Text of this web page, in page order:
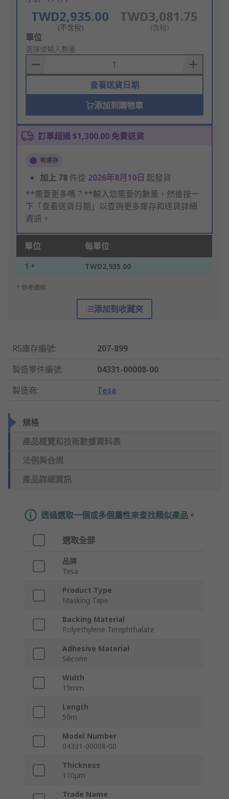
TWD2,935.00
(不含稅)
TWD3,081.75
(含稅)
Add
to
Basket
單位
選擇或輸入數量
查看送貨日期
添加到購物車
訂單超過 $1,300.00 免費送貨
有庫存
加上 78 件從 2026年8月10日 起發貨
**需要更多嗎？**輸入您需要的數量，然後按一
下「查看送貨日期」以查詢更多庫存和送貨詳細
資訊。
單位 每單位
1 + TWD2,935.00
* 參考價格
添加到收藏夾
RS庫存編號:
207-899
製造零件編號:
04331-00008-00
製造商: Tesa
規格
產品概覽和技術數據資料表
法例與合規
產品詳細資訊
透過選取一個或多個屬性來查找類似產品。
選取全部
品牌
Tesa
Product Type
Masking Tape
Backing Material
Polyethylene Terephthalate
Adhesive Material
Silicone
Width
19mm
Length
50m
Model Number
04331-00008-00
Thickness
110μm
Trade Name